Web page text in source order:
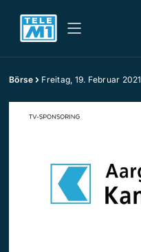
Börse Freitag, 19. Februar 2021